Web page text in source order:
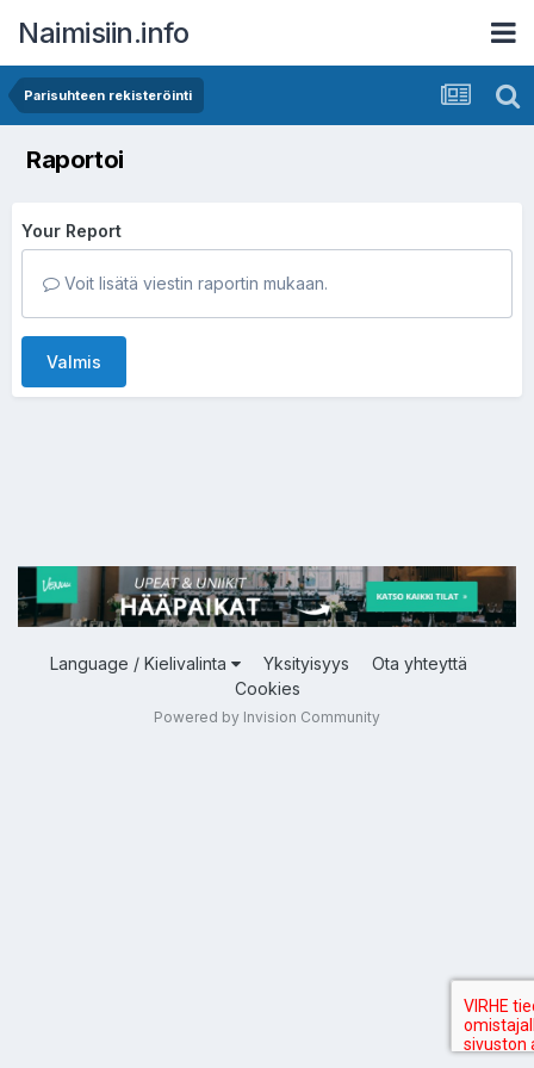
Naimisiin.info
Parisuhteen rekisteröinti
Raportoi
Your Report
Voit lisätä viestin raportin mukaan.
Valmis
Language / Kielivalinta Yksityisyys
Ota yhteyttä
Cookies
Powered by Invision Community